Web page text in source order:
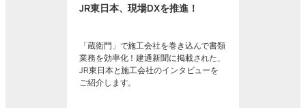
JR東日本、現場DXを推進！
「蔵衛門」で施工会社を巻き込んで書類
業務を効率化！建通新聞に掲載された、
JR東日本と施工会社のインタビューを
ご紹介します。